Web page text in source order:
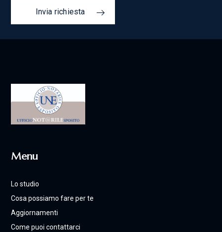
Invia richiesta
Menu
Lo studio
Cosa possiamo fare per te
Aggiornamenti
Come puoi contattarci